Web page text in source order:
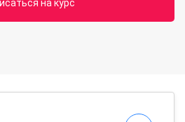
на курс